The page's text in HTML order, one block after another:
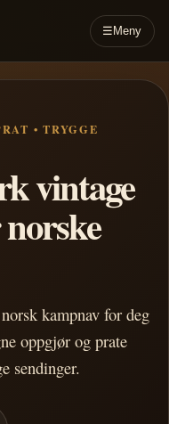
☰ Meny
• TRYGGE
vintage
kampnav for deg
oppgjør og prate
sendinger.